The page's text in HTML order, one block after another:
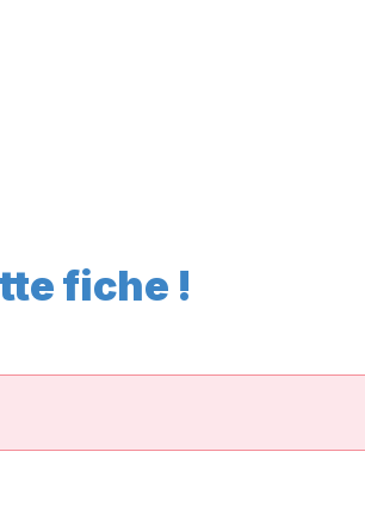
fiche !